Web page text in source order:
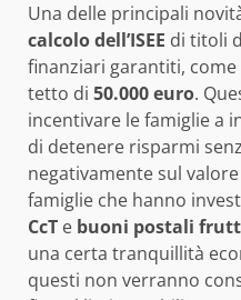
Una delle principali
calcolo dell’ISEE di titoli
finanziari garantiti, come
tetto di 50.000 euro.
incentivare le famiglie a
di detenere risparmi
negativamente sul valore
famiglie che hanno
CcT e buoni postali
una certa tranquillità
questi non verranno